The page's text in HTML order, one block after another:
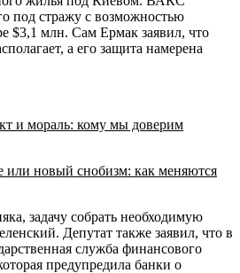
под стражу с возможностью
$3,1 млн. Сам Ермак заявил, что
а его защита намерена
и мораль: кому мы доверим
или новый снобизм: как меняются
задачу собрать необходимую
Депутат также заявил, что в
служба финансового
предупредила банки о